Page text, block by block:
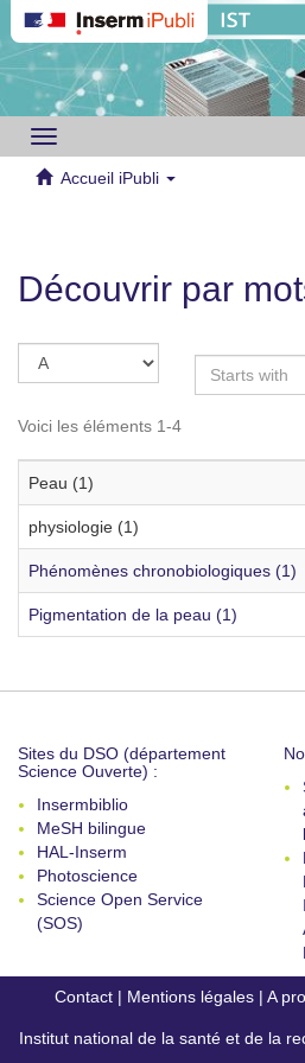
Toggle
navigation
Accueil iPubli
Découvrir par
Voici les éléments 1-4
Peau (1)
physiologie (1)
Phénomènes chronobiologiques (1)
Pigmentation de la peau (1)
Sites du DSO (département
Science Ouverte) :
Insermbiblio
MeSH bilingue
HAL-Inserm
Photoscience
Science Open Service
(SOS)
Contact | Mentions légales | A
conforme)
Institut national de la santé et de la